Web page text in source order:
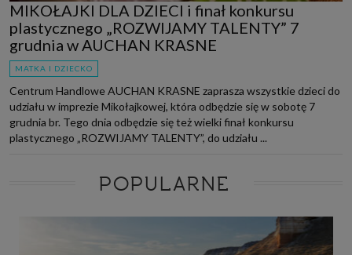
MIKOŁAJKI DLA DZIECI i finał konkursu
plastycznego „ROZWIJAMY TALENTY” 7
grudnia w AUCHAN KRASNE
MATKA I DZIECKO
Centrum Handlowe AUCHAN KRASNE zaprasza wszystkie dzieci do
udziału w imprezie Mikołajkowej, która odbędzie się w sobotę 7
grudnia br. Tego dnia odbędzie się też wielki finał konkursu
plastycznego „ROZWIJAMY TALENTY”, do udziału ...
POPULARNE